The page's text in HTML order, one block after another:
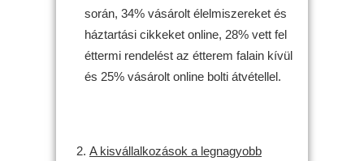
során, 34% vásárolt élelmiszereket és
háztartási cikkeket online, 28% vett fel
éttermi rendelést az étterem falain kívül
és 25% vásárolt online bolti átvétellel.
A kisvállalkozások a legnagyobb